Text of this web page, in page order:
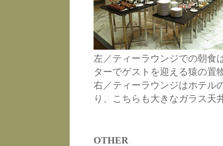
左／ティーラウンジでの朝食
ターでゲストを迎える猿の置
右／ティーラウンジはホテル
り、こちらも大きなガラス天
OTHER